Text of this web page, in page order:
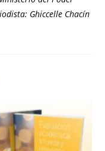
Ghiccelle Chacín